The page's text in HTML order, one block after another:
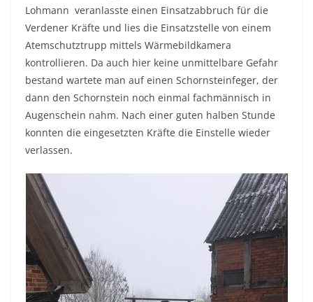
Lohmann veranlasste einen Einsatzabbruch für die
Verdener Kräfte und lies die Einsatzstelle von einem
Atemschutztrupp mittels Wärmebildkamera
kontrollieren. Da auch hier keine unmittelbare Gefahr
bestand wartete man auf einen Schornsteinfeger, der
dann den Schornstein noch einmal fachmännisch in
Augenschein nahm. Nach einer guten halben Stunde
konnten die eingesetzten Kräfte die Einstelle wieder
verlassen.